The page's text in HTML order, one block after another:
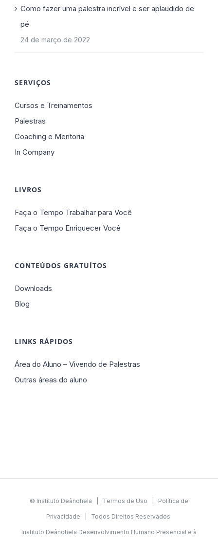
Como fazer uma palestra incrível e ser aplaudido de
pé
24 de março de 2022
SERVIÇOS
Cursos e Treinamentos
Palestras
Coaching e Mentoria
In Company
LIVROS
Faça o Tempo Trabalhar para Você
Faça o Tempo Enriquecer Você
CONTEÚDOS GRATUÍTOS
Downloads
Blog
LINKS RÁPIDOS
Área do Aluno – Vivendo de Palestras
Outras áreas do aluno
© Instituto Deândhela | Termos de Uso Política de
Privacidade | Todos Direitos Reservados
Instituto Deândhela Desenvolvimento Humano Presencial e à